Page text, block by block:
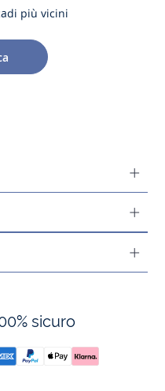
più vicini
sicuro